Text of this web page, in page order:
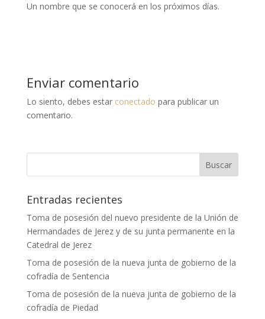
Un nombre que se conocerá en los próximos días.
Enviar comentario
Lo siento, debes estar conectado para publicar un
comentario.
Entradas recientes
Toma de posesión del nuevo presidente de la Unión de
Hermandades de Jerez y de su junta permanente en la
Catedral de Jerez
Toma de posesión de la nueva junta de gobierno de la
cofradía de Sentencia
Toma de posesión de la nueva junta de gobierno de la
cofradía de Piedad